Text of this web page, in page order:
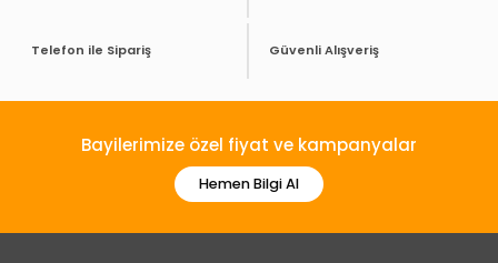
Telefon ile Sipariş Güvenli Alışveriş
Bayilerimize özel fiyat ve kampanyalar
Hemen Bilgi Al